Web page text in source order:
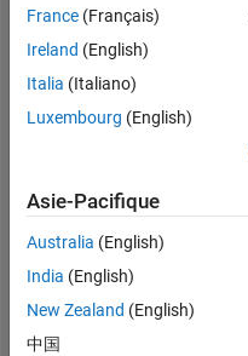
Tableau de bord
Statistiques
All MATLAB Answers
CONTRIBUTIONS L
3
5
6
7
8
France (Français)
Ireland (English)
Italia (Italiano)
Luxembourg (English)
Asie-Pacifique
Australia (English)
India (English)
New Zealand (English)
中国